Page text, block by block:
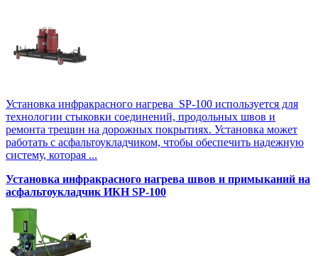
Установка инфракрасного нагрева SP-100 используется для
технологии стыковки соединений, продольных швов и
ремонта трещин на дорожных покрытиях. Установка может
работать с асфальтоукладчиком, чтобы обеспечить надежную
систему, которая ...
Установка инфракрасного нагрева швов и примыканий на
асфальтоукладчик ИКН SP-100